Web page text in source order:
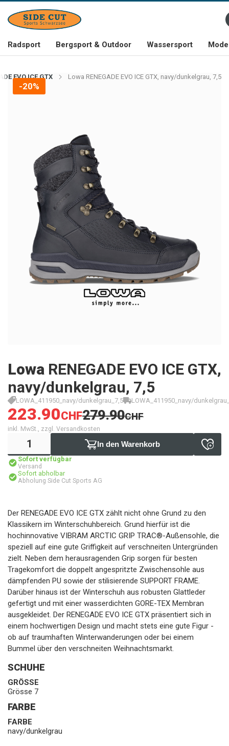
Radsport Bergsport & Outdoor Wassersport
EVO ICE GTX Lowa RENEGADE EVO ICE GTX, navy/dunkelgrau, 7,5
-20%
Lowa RENEGADE EVO ICE GTX,
navy/dunkelgrau, 7,5
LOWA_411950_navy/dunkelgrau_7,5 LOWA_411950_navy/
223.90CHF279.90CHF
inkl. MwSt., zzgl. Versandkosten
In den Warenkorb
Sofort verfügbar
Versand
Sofort abholbar
Abholung Side Cut Sports AG
Der RENEGADE EVO ICE GTX zählt nicht ohne Grund zu den
Klassikern im Winterschuhbereich. Grund hierfür ist die
hochinnovative VIBRAM ARCTIC GRIP TRAC®-Außensohle, die
speziell auf eine gute Griffigkeit auf verschneiten Untergründen
zielt. Neben dem herausragenden Grip sorgen für besten
Tragekomfort die doppelt angespritzte Zwischensohle aus
dämpfenden PU sowie der stilisierende SUPPORT FRAME.
Darüber hinaus ist der Winterschuh aus robusten Glattleder
gefertigt und mit einer wasserdichten GORE-TEX Membran
ausgekleidet. Der RENEGADE EVO ICE GTX präsentiert sich in
einem hochwertigen Design und macht stets eine gute Figur -
ob auf traumhaften Winterwanderungen oder bei einem
Bummel über den verschneiten Weihnachtsmarkt.
SCHUHE
GRÖSSE
Grösse 7
FARBE
FARBE
navy/dunkelgrau